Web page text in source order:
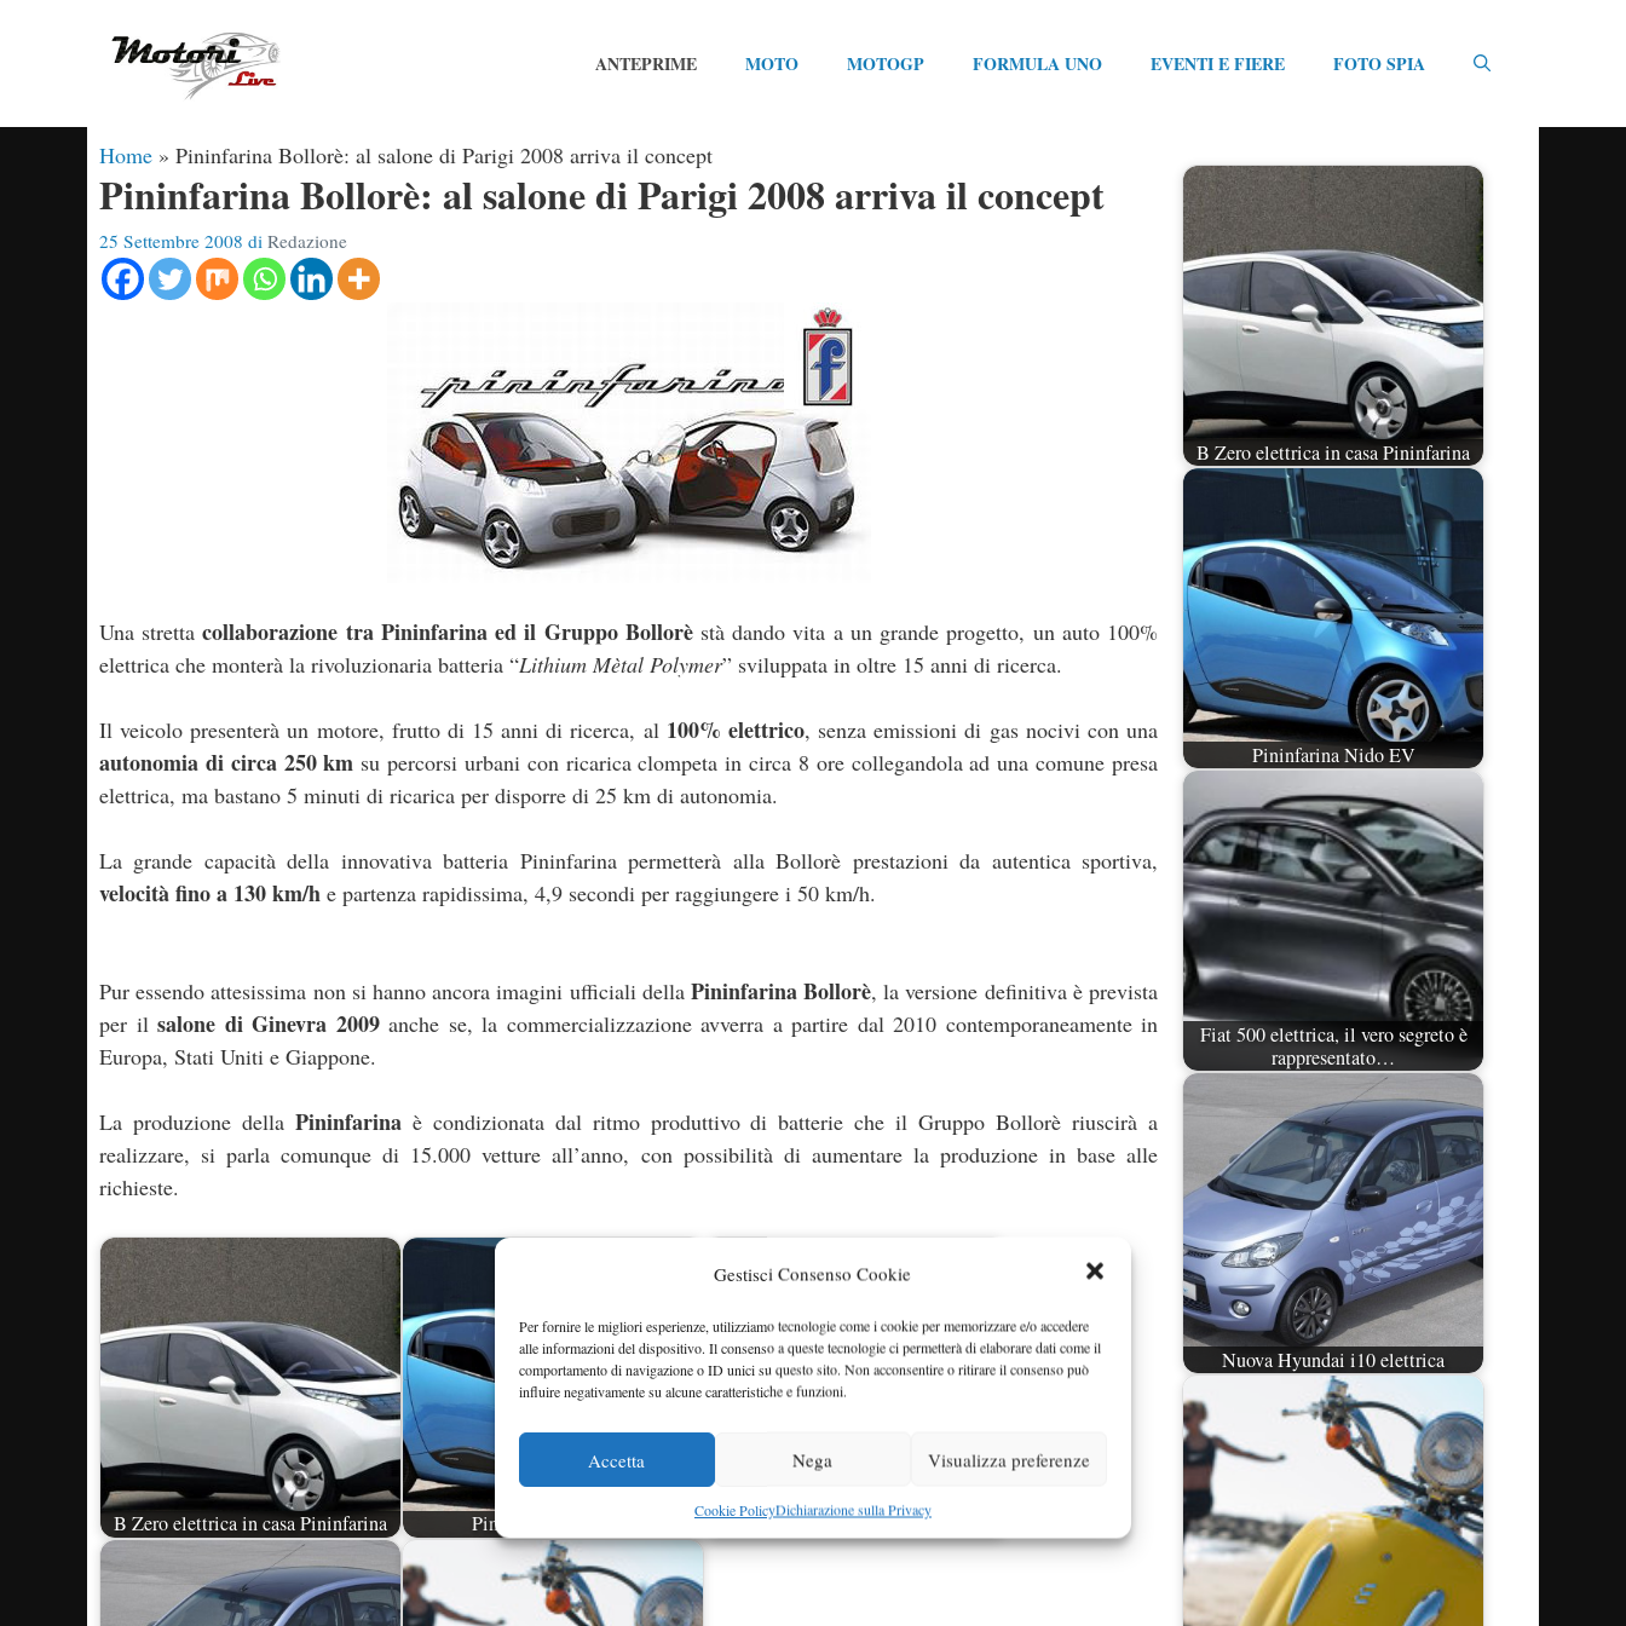
Gestisci Consenso Cookie
Per fornire le migliori esperienze, utilizziamo tecnologie come i cookie per memorizzare e/o accedere
alle informazioni del dispositivo. Il consenso a queste tecnologie ci permetterà di elaborare dati come il
comportamento di navigazione o ID unici su questo sito. Non acconsentire o ritirare il consenso può
influire negativamente su alcune caratteristiche e funzioni.
Accetta Nega Visualizza preferenze
Cookie PolicyDichiarazione sulla Privacy
ANTEPRIME MOTO MOTOGP FORMULA UNO EVENTI E FIERE FOTO SPIA
Home » Pininfarina Bollorè: al salone di Parigi 2008 arriva il concept
Pininfarina Bollorè: al salone di Parigi 2008 arriva il concept
25 Settembre 2008 di Redazione
Una strettacollaborazione tra Pininfarina ed il Gruppo Bollorèstà dando vita a un grande progetto, un auto 100%
elettrica che monterà la rivoluzionaria batteria “Lithium Mètal Polymer” sviluppata in oltre 15 anni di ricerca.
Il veicolo presenterà un motore, frutto di 15 anni di ricerca, al 100% elettrico, senza emissioni di gas nocivi con una
autonomia di circa 250 km su percorsi urbani con ricarica clompeta in circa 8 ore collegandola ad una comune presa
elettrica, ma bastano 5 minuti di ricarica per disporre di 25 km di autonomia.
La grande capacità della innovativa batteria Pininfarina permetterà alla Bollorè prestazioni da autentica sportiva,
velocità fino a 130 km/h e partenza rapidissima, 4,9 secondi per raggiungere i 50 km/h.
Pur essendo attesissima non si hanno ancora imagini ufficiali della Pininfarina Bollorè, la versione definitiva è prevista
per il salone di Ginevra 2009anche se, la commercializzazione avverra a partire dal 2010 contemporaneamente in
Europa, Stati Uniti e Giappone.
La produzione della Pininfarina è condizionata dal ritmo produttivo di batterie che il Gruppo Bollorè riuscirà a
realizzare, si parla comunque di 15.000 vetture all’anno, con possibilità di aumentare la produzione in base alle
richieste.
B Zero elettrica in casa Pininfarina Pininfarina Nido EV
Fiat 500 elettrica, il vero segreto è
rappresentato…
B Zero elettrica in casa Pininfarina
Pininfarina Nido EV
Fiat 500 elettrica, il vero segreto è
rappresentato…
Nuova Hyundai i10 elettrica